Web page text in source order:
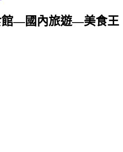
館—國內旅遊—美食王